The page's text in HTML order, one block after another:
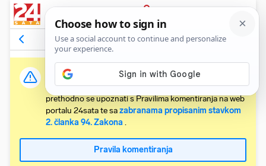
PRIJAVA
Komentari17 Relevantni
Važna obavijest:
Svaki korisnik koji želi komentirati članke obvezan je
prethodno se upoznati s Pravilima komentiranja na web
portalu 24sata te sazabranama propisanim stavkom
2. članka 94. Zakona .
Pravila komentiranja